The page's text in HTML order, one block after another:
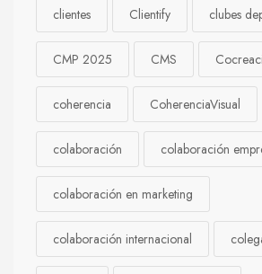
clientes Clientify clubes
CMP 2025 CMS
coherencia CoherenciaVisual
colaboración colaboración
colaboración en marketing
colaboración internacional